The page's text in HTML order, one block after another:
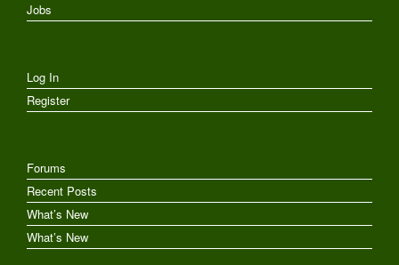
Jobs
Log In
Register
Forums
Recent Posts
What’s New
What’s New